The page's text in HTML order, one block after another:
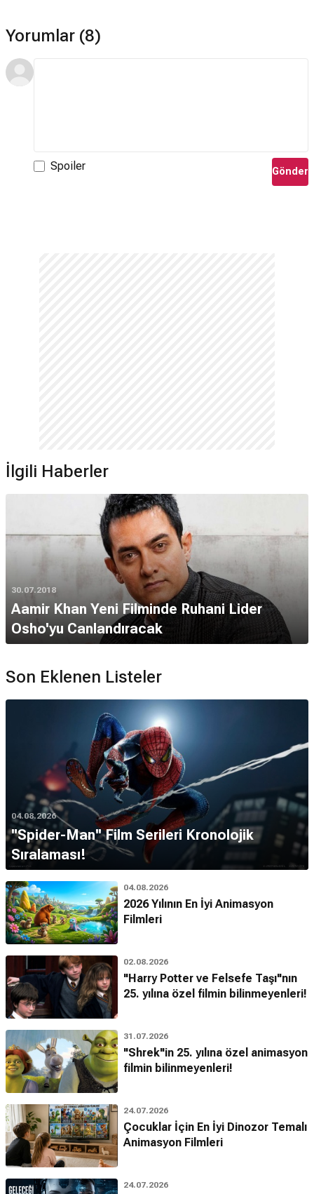
Yorumlar (8)
Spoiler Gönder
İlgili Haberler
30.07.2018
Aamir Khan Yeni Filminde Ruhani Lider
Osho'yu Canlandıracak
Son Eklenen Listeler
04.08.2026
''Spider-Man'' Film Serileri Kronolojik
Sıralaması!
04.08.2026
2026 Yılının En İyi Animasyon
Filmleri
02.08.2026
"Harry Potter ve Felsefe Taşı"nın
25. yılına özel filmin bilinmeyenleri!
31.07.2026
"Shrek"in 25. yılına özel animasyon
filmin bilinmeyenleri!
24.07.2026
Çocuklar İçin En İyi Dinozor Temalı
Animasyon Filmleri
24.07.2026